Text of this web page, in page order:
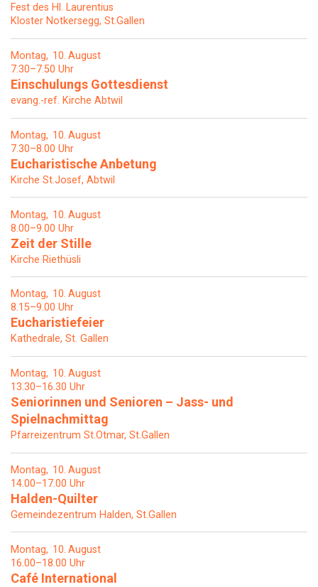
Fest des Hl. Laurentius
Kloster Notkersegg, St.Gallen
Montag 10 August
7.30–7.50 Uhr
Einschulungs Gottesdienst
evang.-ref. Kirche Abtwil
Montag 10 August
7.30–8.00 Uhr
Eucharistische Anbetung
Kirche St.Josef, Abtwil
Montag 10 August
8.00–9.00 Uhr
Zeit der Stille
Kirche Riethüsli
Montag 10 August
8.15–9.00 Uhr
Eucharistiefeier
Kathedrale, St. Gallen
Montag 10 August
13.30–16.30 Uhr
Seniorinnen und Senioren – Jass- und
Spielnachmittag
Pfarreizentrum St.Otmar, St.Gallen
Montag 10 August
14.00–17.00 Uhr
Halden-Quilter
Gemeindezentrum Halden, St.Gallen
Montag 10 August
16.00–18.00 Uhr
Café International